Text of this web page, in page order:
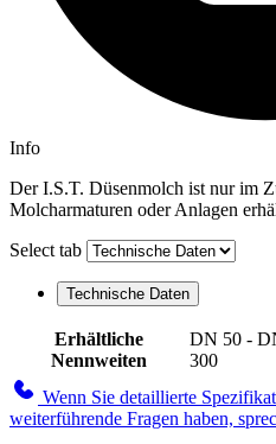
Info
Der I.S.T. Düsenmolch ist nur im
Molcharmaturen oder Anlagen
Select tab
Technische Daten
Erhältliche
Nennweiten
DN 50 -
300
Wenn Sie detaillierte
weiterführende Fragen haben,